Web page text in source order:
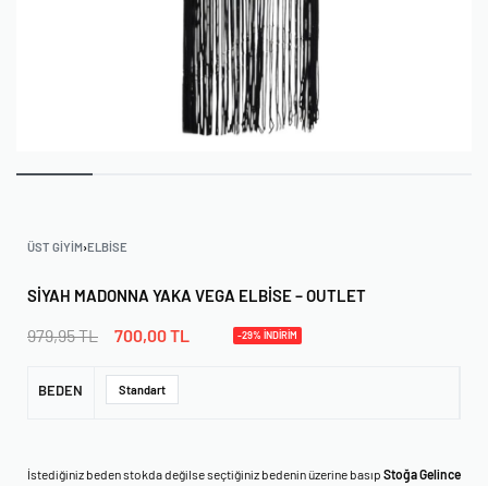
ÜST GIYIM›ELBISE
SIYAH MADONNA YAKA VEGA ELBISE – OUTLET
979,95TL 700,00TL -29% İNDİRİM
BEDEN Standart
İstediğiniz beden stokda değilse seçtiğiniz bedenin üzerine basıp Stoğa Gelince